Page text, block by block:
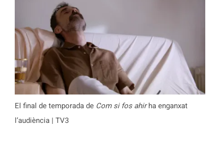
El final de temporada de Com si fos ahirha enganxat
l’audiència | TV3